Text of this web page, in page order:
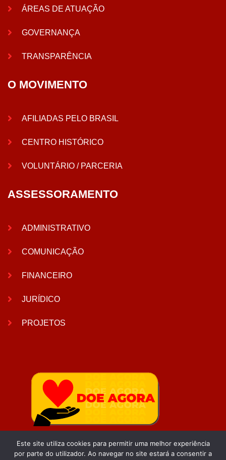
ÁREAS DE ATUAÇÃO
GOVERNANÇA
TRANSPARÊNCIA
O MOVIMENTO
AFILIADAS PELO BRASIL
CENTRO HISTÓRICO
VOLUNTÁRIO / PARCERIA
ASSESSORAMENTO
ADMINISTRATIVO
COMUNICAÇÃO
FINANCEIRO
JURÍDICO
PROJETOS
Este site utiliza cookies para permitir uma melhor experiência
por parte do utilizador. Ao navegar no site estará a consentir a